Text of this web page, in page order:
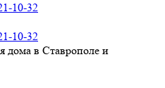
10-32
10-32
дома в Ставрополе и